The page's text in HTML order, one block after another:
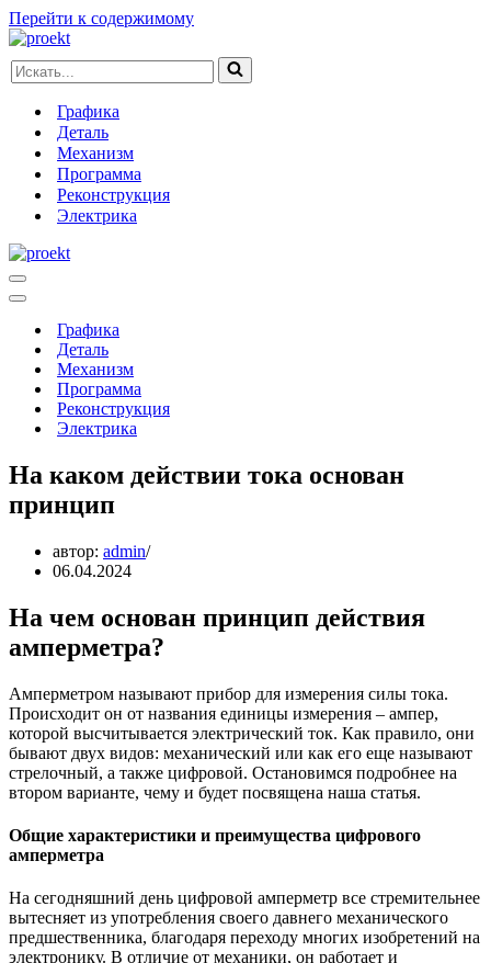
Перейти к содержимому
Искать...
Графика
Деталь
Механизм
Программа
Реконструкция
Электрика
Меню
навигации
Меню
навигацииГрафика
Деталь
Механизм
Программа
Реконструкция
Электрика
На каком действии тока основан
принцип
автор: admin
06.04.2024
На чем основан принцип действия
амперметра?
Амперметром называют прибор для измерения силы тока.
Происходит он от названия единицы измерения – ампер,
которой высчитывается электрический ток. Как правило, они
бывают двух видов: механический или как его еще называют
стрелочный, а также цифровой. Остановимся подробнее на
втором варианте, чему и будет посвящена наша статья.
Общие характеристики и преимущества цифрового
амперметра
На сегодняшний день цифровой амперметр все стремительнее
вытесняет из употребления своего давнего механического
предшественника, благодаря переходу многих изобретений на
электронику. В отличие от механики, он работает и